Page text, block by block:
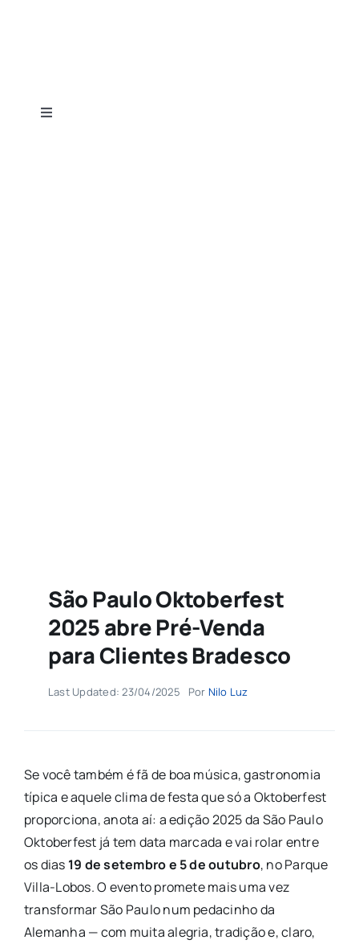
Toggle
São Paulo Oktoberfest
2025 abre Pré-Venda
para Clientes Bradesco
Last Updated: 23/04/2025 Por Nilo Luz
Se você também é fã de boa música, gastronomia
típica e aquele clima de festa que só a Oktoberfest
proporciona, anota aí: a edição 2025 da São Paulo
Oktoberfest já tem data marcada e vai rolar entre
os dias 19 de setembro e 5 de outubro, no Parque
Villa-Lobos. O evento promete mais uma vez
transformar São Paulo num pedacinho da
Alemanha — com muita alegria, tradição e, claro,